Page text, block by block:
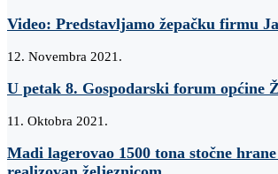
Video: Predstavljamo žepačku firmu
12. Novembra 2021.
U petak 8. Gospodarski forum općine
11. Oktobra 2021.
Madi lagerovao 1500 tona stočne